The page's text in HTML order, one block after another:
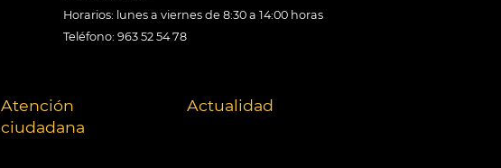
Horarios: lunes a viernes de 8:30 a 14:00 horas
Teléfono: 963 52 54 78
Atención
ciudadana
Actualidad